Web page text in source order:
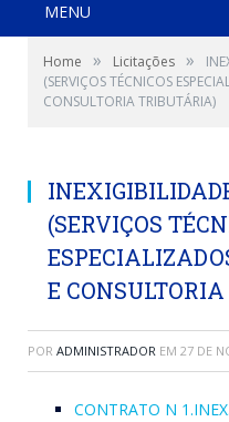
MENU
Home » Licitações »
(SERVIÇOS TÉCNICOS
CONSULTORIA TRIBUTÁRIA)
(SERVIÇOS
E
POR ADMINISTRADOR EM 27 DE
CONTRATO N